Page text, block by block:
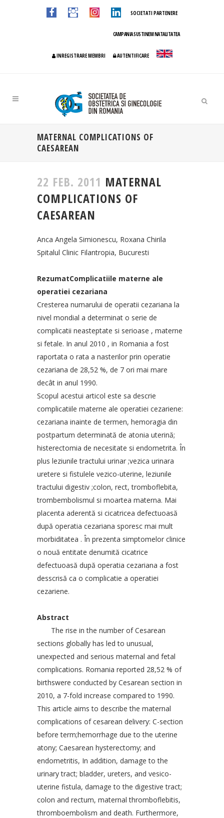
SOCIETATI PARTENERE
CAMPANIA SUSTINEM NATALITATEA
INREGISTRARE MEMBRI AUTENTIFICARE
MATERNAL COMPLICATIONS OF
CAESAREAN
22 FEB. 2011 MATERNAL
COMPLICATIONS OF
CAESAREAN
Anca Angela Simionescu, Roxana Chirila
Spitalul Clinic Filantropia, Bucuresti
RezumatComplicatiile materne ale
operatiei cezariana
Cresterea numarului de operatii cezariana la
nivel mondial a determinat o serie de
complicatii neasteptate si serioase , materne
si fetale. In anul 2010 , in Romania a fost
raportata o rata a nasterilor prin operatie
cezariana de 28,52 %, de 7 ori mai mare
decât in anul 1990.
Scopul acestui articol este sa descrie
complicatiile materne ale operatiei cezariene:
cezariana inainte de termen, hemoragia din
postpartum determinată de atonia uterină;
histerectomia de necesitate si endometrita. În
plus leziunile tractului urinar ;vezica urinara
uretere si fistulele vezico-uterine, leziunile
tractului digestiv ;colon, rect, tromboflebita,
trombembolismul si moartea materna. Mai
placenta aderentă si cicatricea defectuoasă
după operatia cezariana sporesc mai mult
morbiditatea . În prezenta simptomelor clinice
o nouă entitate denumită cicatrice
defectuoasă după operatia cezariana a fost
desscrisă ca o complicatie a operatiei
cezariene.
Abstract
The rise in the number of Cesarean
sections globally has led to unusual,
unexpected and serious maternal and fetal
complications. Romania reported 28,52 % of
birthswere conducted by Cesarean section in
2010, a 7-fold increase compared to 1990.
This article aims to describe the maternal
complications of cesarean delivery: C-section
before term;hemorrhage due to the uterine
atony; Caesarean hysterectomy; and
endometritis, In addition, damage to the
urinary tract; bladder, ureters, and vesico-
uterine fistula, damage to the digestive tract;
colon and rectum, maternal thromboflebitis,
thromboembolism and death. Furthermore,